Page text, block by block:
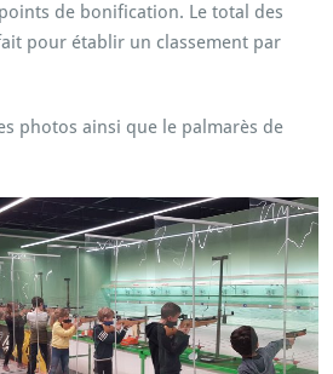
de bonification. Le total des
pour établir un classement par
photos ainsi que le palmarès de